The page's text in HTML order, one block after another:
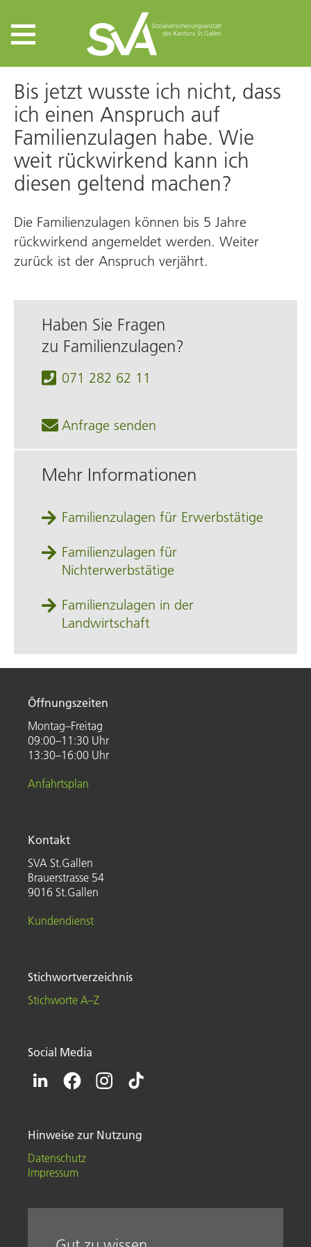
Bis jetzt wusste ich nicht, dass
ich einen Anspruch auf
Familienzulagen habe. Wie
weit rückwirkend kann ich
diesen geltend machen?
Die Familienzulagen können bis 5 Jahre
rückwirkend angemeldet werden. Weiter
zurück ist der Anspruch verjährt.
Haben Sie Fragen
zu Familienzulagen?
071 282 62 11
Anfrage senden
Mehr Informationen
Familienzulagen für Erwerbstätige
Familienzulagen für
Nichterwerbstätige
Familienzulagen in der
Landwirtschaft
Öffnungszeiten
Montag–Freitag
09:00–11:30 Uhr
13:30–16:00 Uhr
Anfahrtsplan
Kontakt
SVA St.Gallen
Brauerstrasse 54
9016 St.Gallen
Kundendienst
Stichwortverzeichnis
Stichworte A–Z
Social Media
Hinweise zur Nutzung
Datenschutz
Impressum